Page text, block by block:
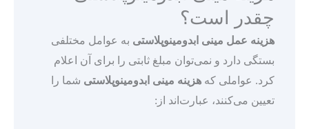
چقدر است؟
هزینه عمل مینی ابدومینوپلاستی به عوامل مختلفی
بستگی دارد و نمی‌توان مبلغ ثابتی را برای آن اعلام
کرد. عواملی که هزینه مینی ابدومینوپلاستی شما را
تعیین می‌کنند، عبارت‌اند از: